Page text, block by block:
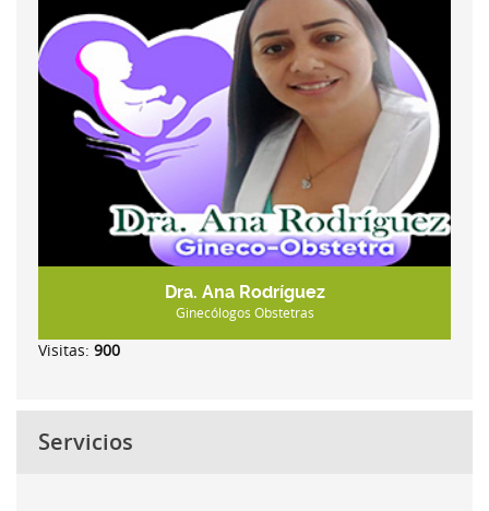
Dra. Ana Rodríguez
Ginecólogos Obstetras
Visitas: 900
Servicios